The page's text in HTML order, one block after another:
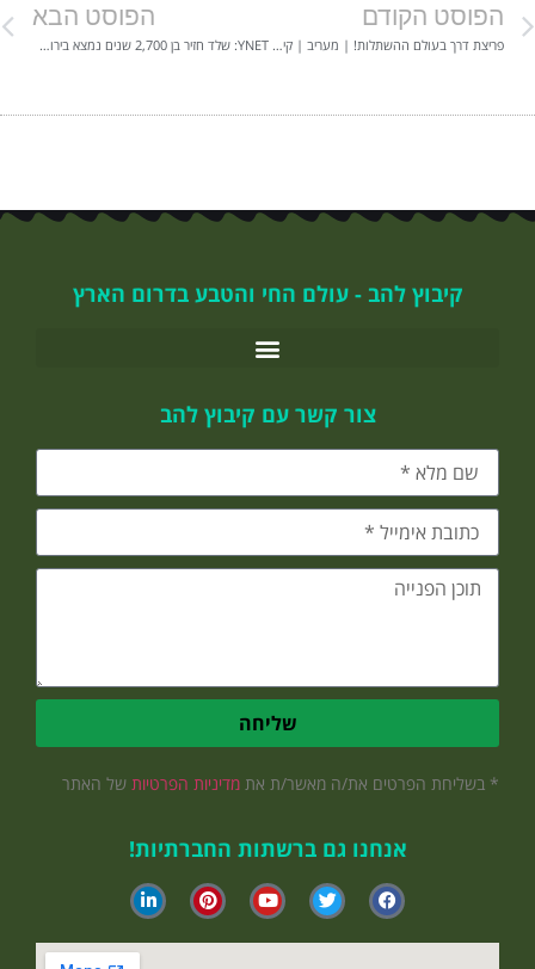
הפוסט הקודם
פריצת דרך בעולם ההשתלות! | מעריב | קיבוץ להב חזירים
הפוסט הבא
YNET: שלד חזיר בן 2,700 שנים נמצא בירושלים | קיבוץ להב
קיבוץ להב - עולם החי והטבע בדרום הארץ
צור קשר עם קיבוץ להב
שליחה
* בשליחת הפרטים את/ה מאשר/ת אתמדיניות הפרטיותשל האתר
אנחנו גם ברשתות החברתיות!